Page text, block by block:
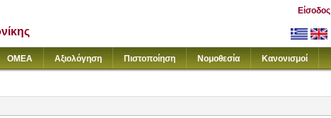
Είσοδος
ΟΜΕΑ Αξιολόγηση Πιστοποίηση Νομοθεσία Κανονισμοί